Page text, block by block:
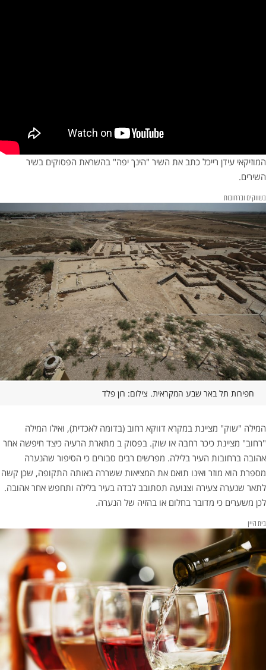
המוזיקאי עידן רייכל כתב את השיר "הינך יפה" בהשראת הפסוקים בשיר
השירים.
בשווקים וברחובות
חפירות תל באר שבע המקראית. צילום: רון פלד
המילה "שוק" מציינת במקרא דווקא רחוב (בדומה לאכדית), ואילו המילה
"רחוב" מציינת כיכר רחבה או שוק. בפסוק ב מתארת הרעיה כיצד חיפשה אחר
אהובה ברחובות העיר בלילה. מפרשים רבים סבורים כי הסיפור שהנערה
מספרת הוא מוזר ואינו תואם את המציאות ששררה באותה התקופה, שכן קשה
לתאר שנערה צעירה וצנועה תסתובב לבדה בעיר בלילה ותחפש אחר אהובה.
לכן משערים כי מדובר בחלום או בהזיה של הנערה.
בית היין